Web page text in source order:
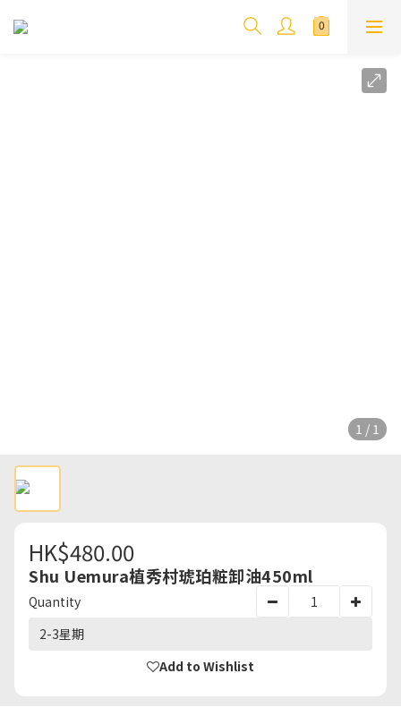
1 / 1
HK$480.00
Shu Uemura植秀村琥珀粧卸油450ml
Quantity
2-3星期
Add to Wishlist